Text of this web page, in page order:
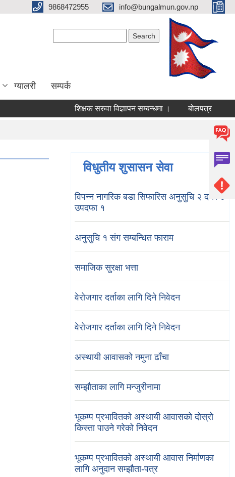
9868472955 info@bungalmun.gov.np
ग्यालरी सम्पर्क
शिक्षक सरुवा विज्ञापन सम्बन्धमा । बोलपत्र स्वीकृत
विधुतीय शुसासन सेवा
विपन्न नागरिक बडा सिफारिस अनुसुचि २ दफा ४
उपदफा १
अनुसुचि १ संग सम्बन्धित फाराम
समाजिक सुरक्षा भत्ता
वेरोजगार दर्ताका लागि दिने निवेदन
वेरोजगार दर्ताका लागि दिने निवेदन
अस्थायी आवासको नमुना ढाँचा
सम्झौताका लागि मन्जुरीनामा
भूकम्प प्रभावितको अस्थायी आवासको दोस्रो
किस्ता पाउने गरेको निवेदन
भूकम्प प्रभावितको अस्थायी आवास निर्माणका
लागि अनुदान सम्झौता-पत्र